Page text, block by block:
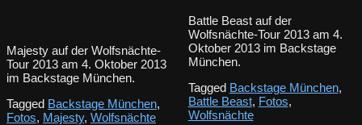
Majesty auf der Wolfsnächte-
Tour 2013 am 4. Oktober 2013
im Backstage München.
Tagged Backstage München,
Fotos, Majesty, Wolfsnächte
Battle Beast auf der
Wolfsnächte-Tour 2013 am 4.
Oktober 2013 im Backstage
München.
Tagged Backstage München,
Battle Beast, Fotos,
Wolfsnächte